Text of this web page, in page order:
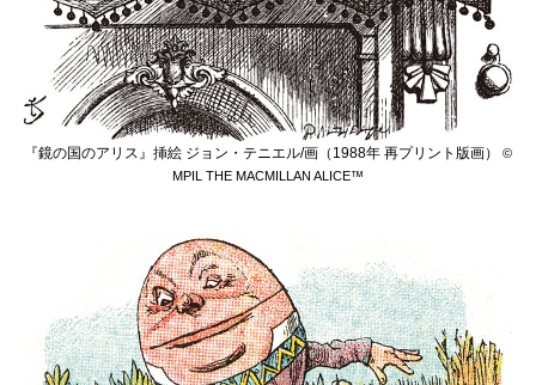
『鏡の国のアリス』挿絵 ジョン・テニエル/画（1988年 再プリント版画） ©
MPIL THE MACMILLAN ALICE™